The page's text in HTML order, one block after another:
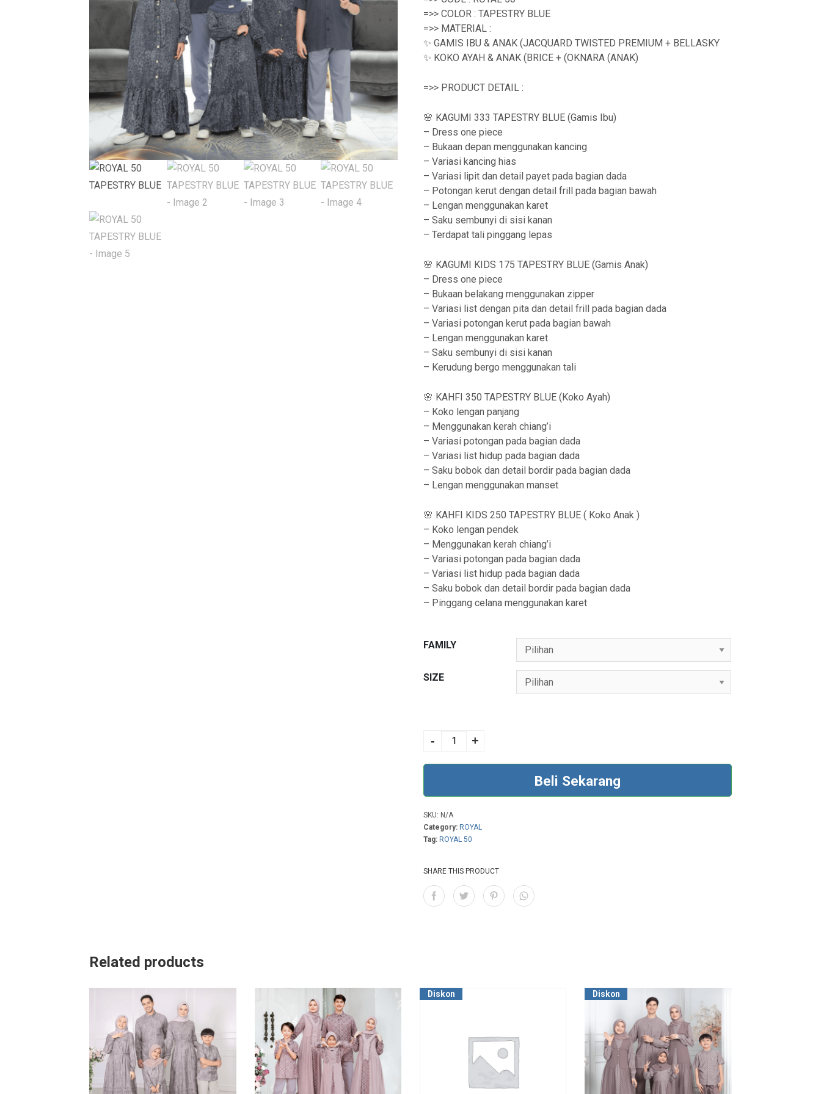
g
R
p
2
3
9
0
h
r
u
h
p
4
,
0
0
=>> COLOR : TAPESTRY BLUE
=>> MATERIAL :
✨ GAMIS IBU & ANAK (JACQUARD TWISTED PREMIUM + BELLASKY
✨ KOKO AYAH & ANAK (BRICE + (OKNARA (ANAK)
=>> PRODUCT DETAIL :
🌸 KAGUMI 333 TAPESTRY BLUE (Gamis Ibu)
– Dress one piece
– Bukaan depan menggunakan kancing
– Variasi kancing hias
– Variasi lipit dan detail payet pada bagian dada
– Potongan kerut dengan detail frill pada bagian bawah
– Lengan menggunakan karet
– Saku sembunyi di sisi kanan
– Terdapat tali pinggang lepas
🌸 KAGUMI KIDS 175 TAPESTRY BLUE (Gamis Anak)
– Dress one piece
– Bukaan belakang menggunakan zipper
– Variasi list dengan pita dan detail frill pada bagian dada
– Variasi potongan kerut pada bagian bawah
– Lengan menggunakan karet
– Saku sembunyi di sisi kanan
– Kerudung bergo menggunakan tali
🌸 KAHFI 350 TAPESTRY BLUE (Koko Ayah)
– Koko lengan panjang
– Menggunakan kerah chiang’i
– Variasi potongan pada bagian dada
– Variasi list hidup pada bagian dada
– Saku bobok dan detail bordir pada bagian dada
– Lengan menggunakan manset
🌸 KAHFI KIDS 250 TAPESTRY BLUE ( Koko Anak )
– Koko lengan pendek
– Menggunakan kerah chiang’i
– Variasi potongan pada bagian dada
– Variasi list hidup pada bagian dada
– Saku bobok dan detail bordir pada bagian dada
– Pinggang celana menggunakan karet
FAMILY
SIZE
TAPESTRY BLUE
- +
Beli Sekarang
SKU: N/A
Category: ROYAL
Tag: ROYAL 50
SHARE THIS PRODUCT
Related products
Diskon Diskon